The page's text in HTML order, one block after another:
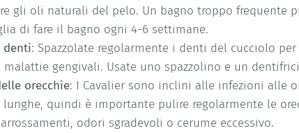
gli oli naturali del pelo. Un bagno troppo frequente
di fare il bagno ogni 4-6 settimane.
denti: Spazzolate regolarmente i denti del cucciolo
malattie gengivali. Usate uno spazzolino e un
orecchie: I Cavalier sono inclini alle infezioni alle
lunghe, quindi è importante pulire regolarmente le
odori sgradevoli o cerume eccessivo.